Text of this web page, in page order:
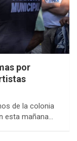
por
de la colonia
esta mañana…